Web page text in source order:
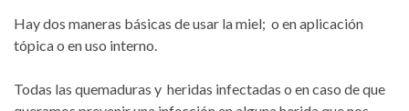
Hay dos maneras básicas de usar la miel; o en aplicación
tópica o en uso interno.
Todas las quemaduras y heridas infectadas o en caso de que